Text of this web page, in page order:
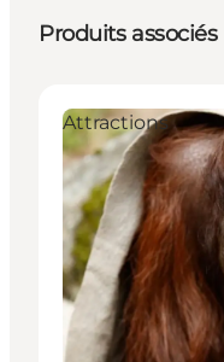
Produits associés
Attractions